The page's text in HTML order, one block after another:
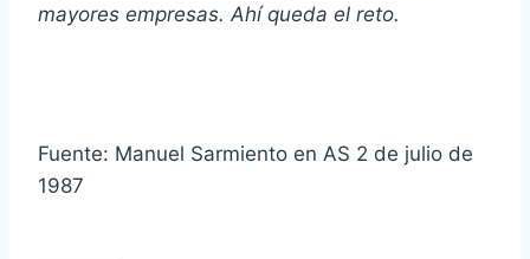
mayores empresas. Ahí queda el reto.
Fuente: Manuel Sarmiento en AS 2 de julio de
1987